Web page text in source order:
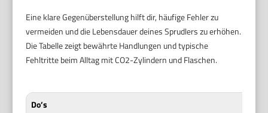
Eine klare Gegenüberstellung hilft dir, häufige Fehler zu
vermeiden und die Lebensdauer deines Sprudlers zu erhöhen.
Die Tabelle zeigt bewährte Handlungen und typische
Fehltritte beim Alltag mit CO2-Zylindern und Flaschen.
Do’s